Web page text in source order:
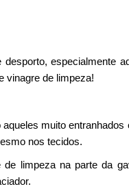
especialmente
vinagre de limpeza!
muito
nos tecidos.
limpeza na parte da